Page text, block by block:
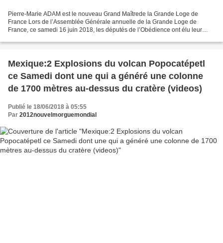
Pierre-Marie ADAM est le nouveau Grand Maîtrede la Grande Loge de
France Lors de l’Assemblée Générale annuelle de la Grande Loge de
France, ce samedi 16 juin 2018, les députés de l’Obédience ont élu leur
Mexique:2 Explosions du volcan Popocatépetl
ce Samedi dont une qui a généré une colonne
de 1700 mètres au-dessus du cratère (videos)
Publié le 18/06/2018 à 05:55
Par 2012nouvelmorguemondial